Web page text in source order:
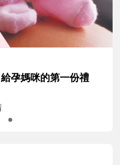
孕媽咪的第一份禮